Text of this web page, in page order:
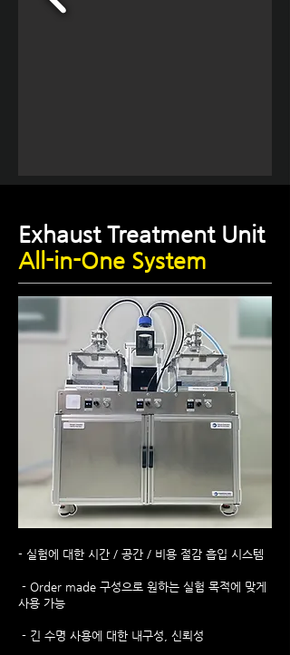
Exhaust Treatment Unit
All-in-One System
- 실험에 대한 시간 / 공간 / 비용 절감 흡입 시스템
- Order made 구성으로 원하는 실험 목적에 맞게
사용 가능
- 긴 수명 사용에 대한 내구성, 신뢰성